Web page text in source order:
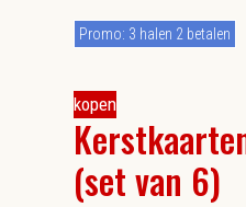
kopen
(set van 6)
Promo: 3 halen 2 betalen